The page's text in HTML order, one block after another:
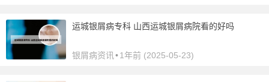
运城银屑病专科 山西运城银屑病院看的好吗
银屑病资讯 •1年前 (2025-05-23)